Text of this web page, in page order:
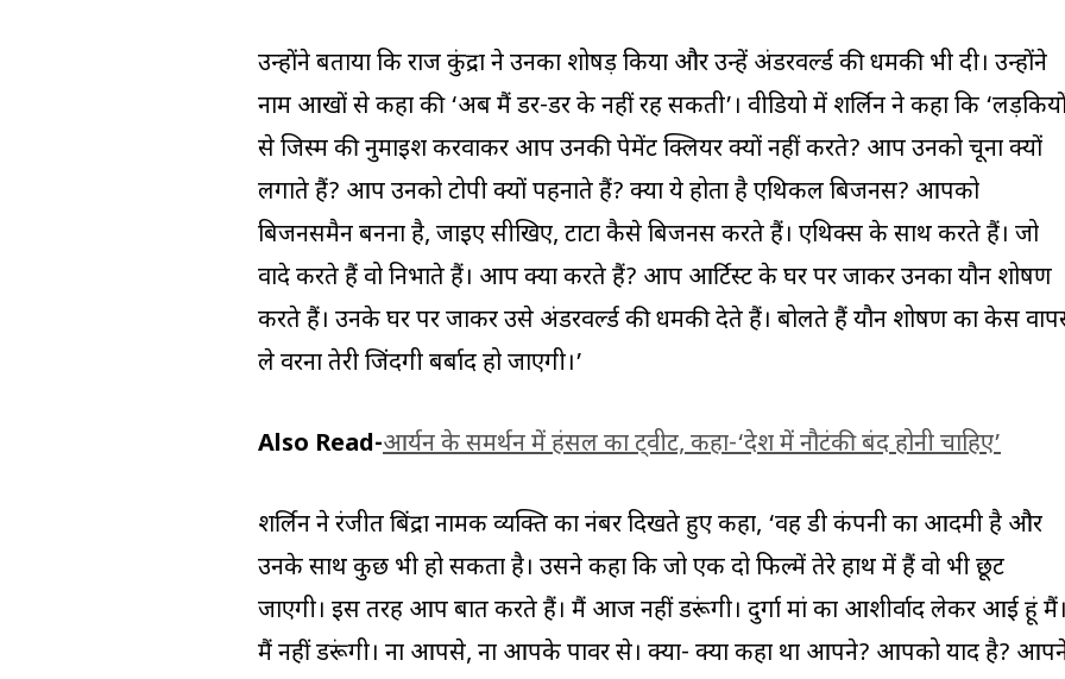
उन्होंने बताया कि राज कुंद्रा ने उनका शोषड़ किया और उन्हें अंडरवर्ल्ड की धमकी भी दी। उन्होंने
नाम आखों से कहा की ‘अब मैं डर-डर के नहीं रह सकती’। वीडियो में शर्लिन ने कहा कि
से जिस्म की नुमाइश करवाकर आप उनकी पेमेंट क्लियर क्यों नहीं करते? आप उनको चूना क्यों
लगाते हैं? आप उनको टोपी क्यों पहनाते हैं? क्या ये होता है एथिकल बिजनस? आपको
बिजनसमैन बनना है, जाइए सीखिए, टाटा कैसे बिजनस करते हैं। एथिक्स के साथ करते हैं। जो
वादे करते हैं वो निभाते हैं। आप क्या करते हैं? आप आर्टिस्ट के घर पर जाकर उनका यौन शोषण
करते हैं। उनके घर पर जाकर उसे अंडरवर्ल्ड की धमकी देते हैं। बोलते हैं यौन शोषण का केस
ले वरना तेरी जिंदगी बर्बाद हो जाएगी।’
Also Read-आर्यन के समर्थन में हंसल का ट्वीट, कहा-‘देश में नौटंकी बंद होनी चाहिए’
शर्लिन ने रंजीत बिंद्रा नामक व्यक्ति का नंबर दिखते हुए कहा, ‘वह डी कंपनी का आदमी है और
उनके साथ कुछ भी हो सकता है। उसने कहा कि जो एक दो फिल्में तेरे हाथ में हैं वो भी छूट
जाएगी। इस तरह आप बात करते हैं। मैं आज नहीं डरूंगी। दुर्गा मां का आशीर्वाद लेकर आई हूं
मैं नहीं डरूंगी। ना आपसे, ना आपके पावर से। क्या- क्या कहा था आपने? आपको याद है?